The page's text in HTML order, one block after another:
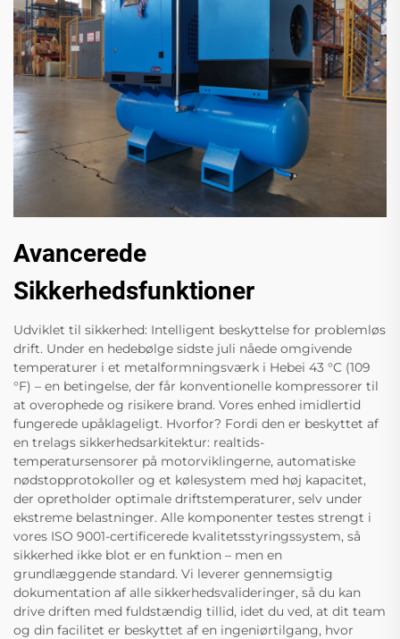
Avancerede
Sikkerhedsfunktioner
Udviklet til sikkerhed: Intelligent beskyttelse for problemløs
drift. Under en hedebølge sidste juli nåede omgivende
temperaturer i et metalformningsværk i Hebei 43 °C (109
°F) – en betingelse, der får konventionelle kompressorer til
at overophede og risikere brand. Vores enhed imidlertid
fungerede upåklageligt. Hvorfor? Fordi den er beskyttet af
en trelags sikkerhedsarkitektur: realtids-
temperatursensorer på motorviklingerne, automatiske
nødstopprotokoller og et kølesystem med høj kapacitet,
der opretholder optimale driftstemperaturer, selv under
ekstreme belastninger. Alle komponenter testes strengt i
vores ISO 9001-certificerede kvalitetsstyringssystem, så
sikkerhed ikke blot er en funktion – men en
grundlæggende standard. Vi leverer gennemsigtig
dokumentation af alle sikkerhedsvalideringer, så du kan
drive driften med fuldstændig tillid, idet du ved, at dit team
og din facilitet er beskyttet af en ingeniørtilgang, hvor